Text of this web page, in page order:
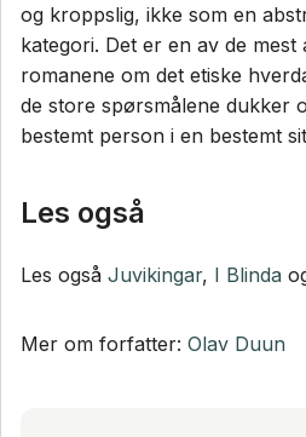
og kroppslig, ikke som en
kategori. Det er en av de
romanene om det etiske
de store spørsmålene dukker
bestemt person i en bestemt
Les også
Les også Juvikingar, I Blinda
Mer om forfatter: Olav Duun